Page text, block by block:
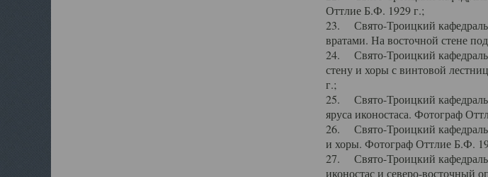
Оттлие Б.Ф. 1929 г.;
23. Свято-Троицкий
вратами. На восточной стене
24. Свято-Троицкий
стену и хоры с винтовой
г.;
25. Свято-Троицкий
яруса иконостаса. Фотограф
26. Свято-Троицкий
и хоры. Фотограф Оттлие Б.Ф.
27. Свято-Троицкий
иконостас и северо-восточный